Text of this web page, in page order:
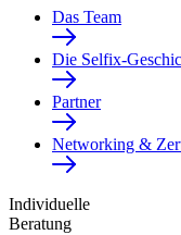
Das Team
Die Selfix-
Partner
Networking &
Individuelle
Beratung